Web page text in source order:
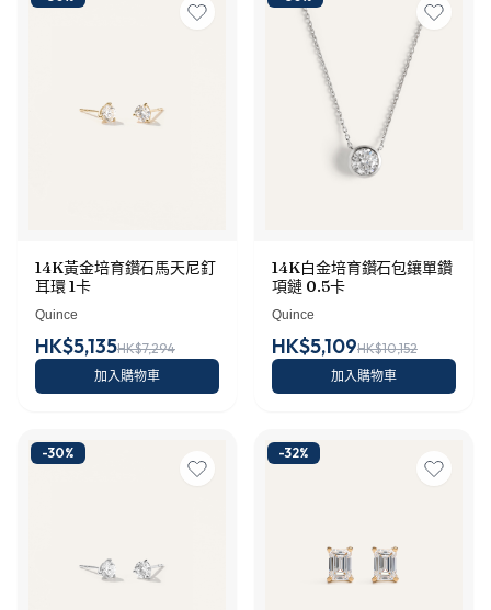
14K黃金培育鑽石馬天尼釘
耳環 1卡
Quince
HK$5,135HK$7,294
加入購物車
14K白金培育鑽石包鑲單鑽
項鏈 0.5卡
Quince
HK$5,109HK$10,152
加入購物車
-30% -32%